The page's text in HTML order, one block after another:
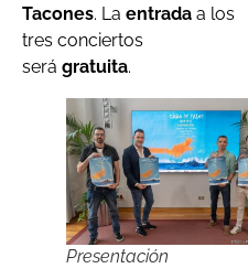
Tacones. La entrada a los
tres conciertos
será gratuita.
Presentación